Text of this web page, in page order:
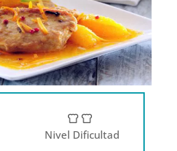
Nivel Dificultad